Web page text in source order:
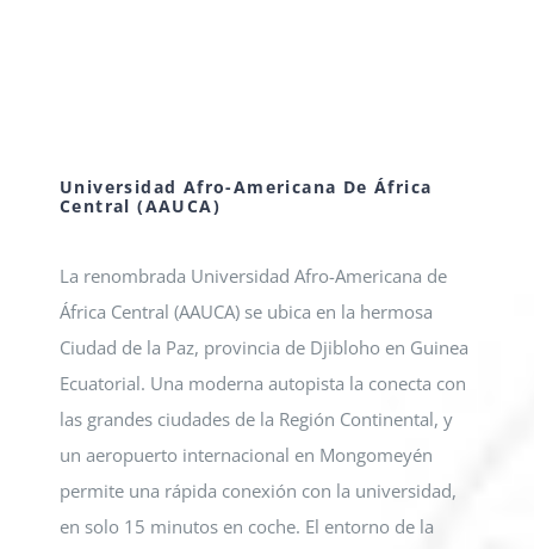
Universidad Afro-Americana De África
Central (AAUCA)
La renombrada Universidad Afro-Americana de
África Central (AAUCA) se ubica en la hermosa
Ciudad de la Paz, provincia de Djibloho en Guinea
Ecuatorial. Una moderna autopista la conecta con
las grandes ciudades de la Región Continental, y
un aeropuerto internacional en Mongomeyén
permite una rápida conexión con la universidad,
en solo 15 minutos en coche. El entorno de la